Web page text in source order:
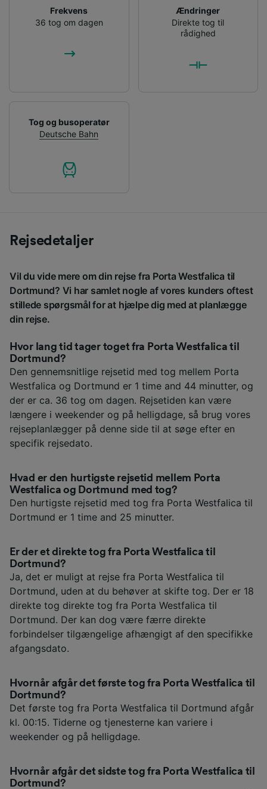
Frekvens
36 tog om dagen
Ændringer
Direkte tog til
rådighed
Tog og busoperatør
Deutsche Bahn
Rejsedetaljer
Vil du vide mere om din rejse fra Porta Westfalica til
Dortmund? Vi har samlet nogle af vores kunders oftest
stillede spørgsmål for at hjælpe dig med at planlægge
din rejse.
Hvor lang tid tager toget fra Porta Westfalica til
Dortmund?
Den gennemsnitlige rejsetid med tog mellem Porta
Westfalica og Dortmund er 1 time and 44 minutter, og
der er ca. 36 tog om dagen. Rejsetiden kan være
længere i weekender og på helligdage, så brug vores
rejseplanlægger på denne side til at søge efter en
specifik rejsedato.
Hvad er den hurtigste rejsetid mellem Porta
Westfalica og Dortmund med tog?
Den hurtigste rejsetid med tog fra Porta Westfalica til
Dortmund er 1 time and 25 minutter.
Er der et direkte tog fra Porta Westfalica til
Dortmund?
Ja, det er muligt at rejse fra Porta Westfalica til
Dortmund, uden at du behøver at skifte tog. Der er 18
direkte tog direkte tog fra Porta Westfalica til
Dortmund. Der kan dog være færre direkte
forbindelser tilgængelige afhængigt af den specifikke
afgangsdato.
Hvornår afgår det første tog fra Porta Westfalica til
Dortmund?
Det første tog fra Porta Westfalica til Dortmund afgår
kl. 00:15. Tiderne og tjenesterne kan variere i
weekender og på helligdage.
Hvornår afgår det sidste tog fra Porta Westfalica til
Dortmund?